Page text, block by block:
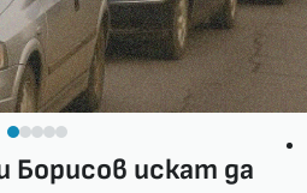
Борисов искат да